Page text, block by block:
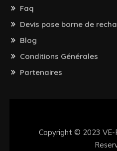
Faq
Devis pose borne de
Blog
Conditions Générales
Partenaires
Copyright © 2023 VE-